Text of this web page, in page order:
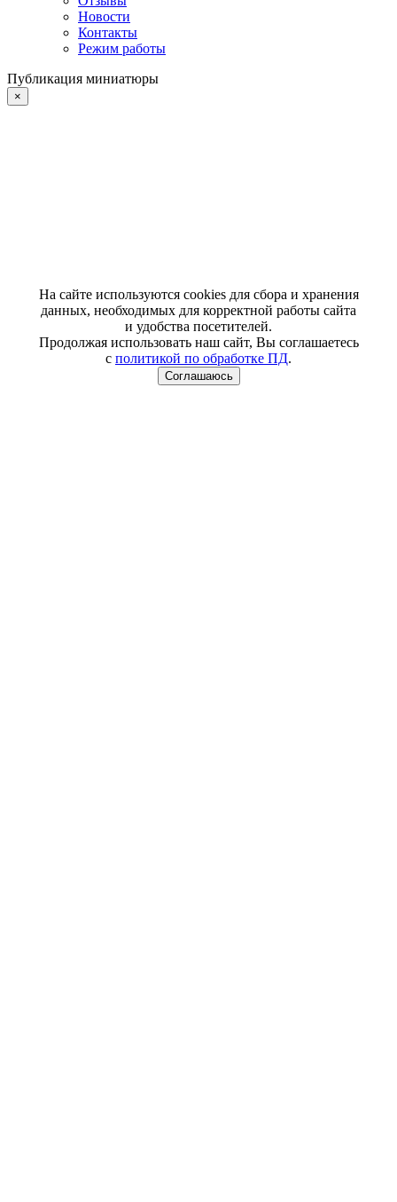
Новости
Контакты
Режим работы
Публикация миниатюры
×
На сайте используются cookies для сбора и хранения
данных, необходимых для корректной работы сайта
и удобства посетителей.
Продолжая использовать наш сайт, Вы соглашаетесь
с политикой по обработке ПД.
Соглашаюсь